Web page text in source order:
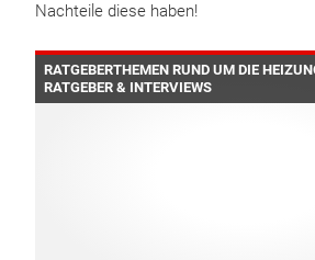
Nachteile diese haben!
RATGEBERTHEMEN RUND UM DIE
RATGEBER & INTERVIEWS